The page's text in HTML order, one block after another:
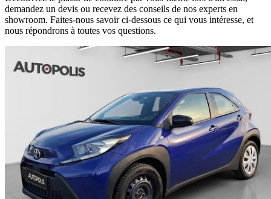
demandez un devis ou recevez des conseils de nos experts en
showroom. Faites-nous savoir ci-dessous ce qui vous intéresse, et
nous répondrons à toutes vos questions.